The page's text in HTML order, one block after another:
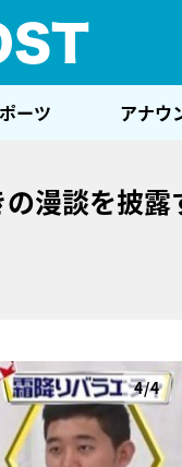
ーツ アナウ
漫談を披露
4/4